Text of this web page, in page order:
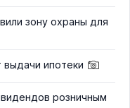
зону охраны для
выдачи ипотеки
розничным